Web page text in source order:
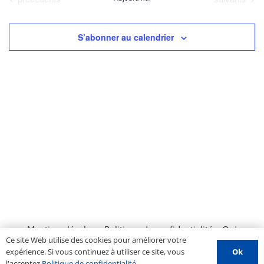
S’abonner au calendrier
Mentions légales–Politique de confidentialité–Qui
sommes nous ?–Contactez-nous –Espace PROS
Soumettre un évènement
Ce site Web utilise des cookies pour améliorer votre
expérience. Si vous continuez à utiliser ce site, vous
Ok